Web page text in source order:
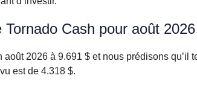
Cash pour août 2026
2026 à 9.691 $ et nous prédisons
est de 4.318 $.